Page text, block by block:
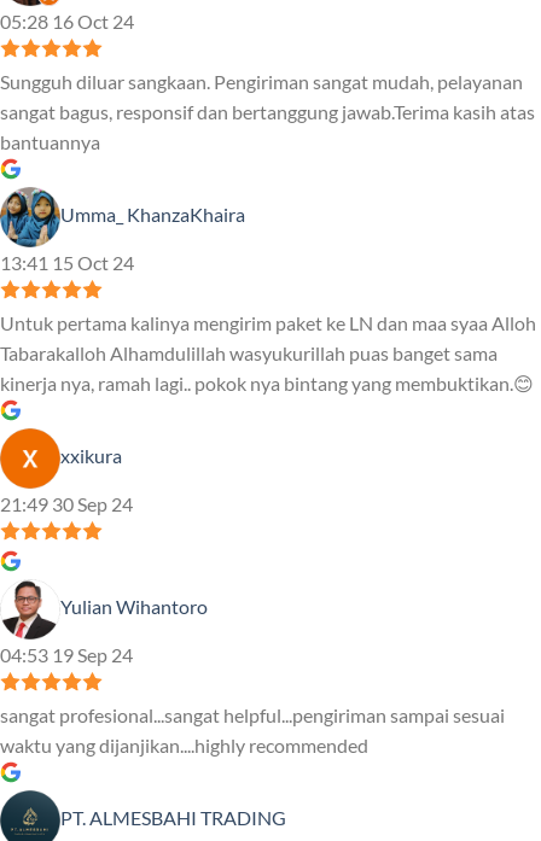
05:28 16 Oct 24
Sungguh diluar sangkaan. Pengiriman sangat mudah, pelayanan
sangat bagus, responsif dan bertanggung jawab.Terima kasih atas
bantuannya
Umma_ KhanzaKhaira
13:41 15 Oct 24
Untuk pertama kalinya mengirim paket ke LN dan maa syaa Alloh
Tabarakalloh Alhamdulillah wasyukurillah puas banget sama
kinerja nya, ramah lagi.. pokok nya bintang yang membuktikan.😊
xxikura
21:49 30 Sep 24
Yulian Wihantoro
04:53 19 Sep 24
sangat profesional...sangat helpful...pengiriman sampai sesuai
waktu yang dijanjikan....highly recommended
PT. ALMESBAHI TRADING